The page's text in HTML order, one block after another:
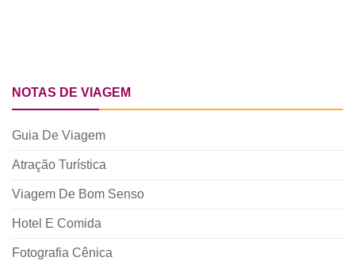
NOTAS DE VIAGEM
Guia De Viagem
Atração Turística
Viagem De Bom Senso
Hotel E Comida
Fotografia Cênica